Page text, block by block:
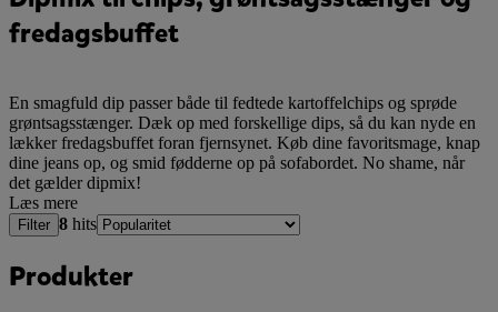
fredagsbuffet
En smagfuld dip passer både til fedtede kartoffelchips og sprøde
grøntsagsstænger. Dæk op med forskellige dips, så du kan nyde en
lækker fredagsbuffet foran fjernsynet. Køb dine favoritsmage, knap
dine jeans op, og smid fødderne op på sofabordet. No shame, når
det gælder dipmix!
Læs mere
Filter 8 hits
Produkter